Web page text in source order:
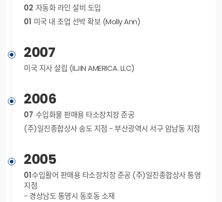
02 자동화 라인 설비 도입
01 미국 내 조업 선박 확보 (Molly Ann)
2007
미국 지사 설립 (ILJIN AMERICA. LLC)
2006
07 수입화물 판매용 타소장치장 준공
(주)일진종합상사 송도 지점 - 부산광역시 서구 암남동 지점
2005
01수입활어 판매용 타소장치장 준공 (주)일진종합상사 통영
지점
- 경상남도 통영시 동호동 소재